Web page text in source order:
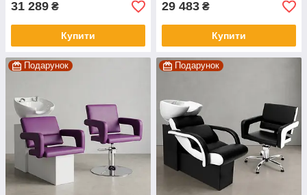
31 289 ₴
Купити
29 483 ₴
Купити
Подарунок Подарунок